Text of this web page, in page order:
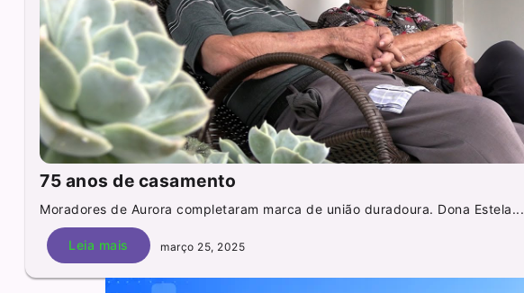
75 anos de casamento
Moradores de Aurora completaram marca de união duradoura. Dona Estela...
Leia mais março 25, 2025